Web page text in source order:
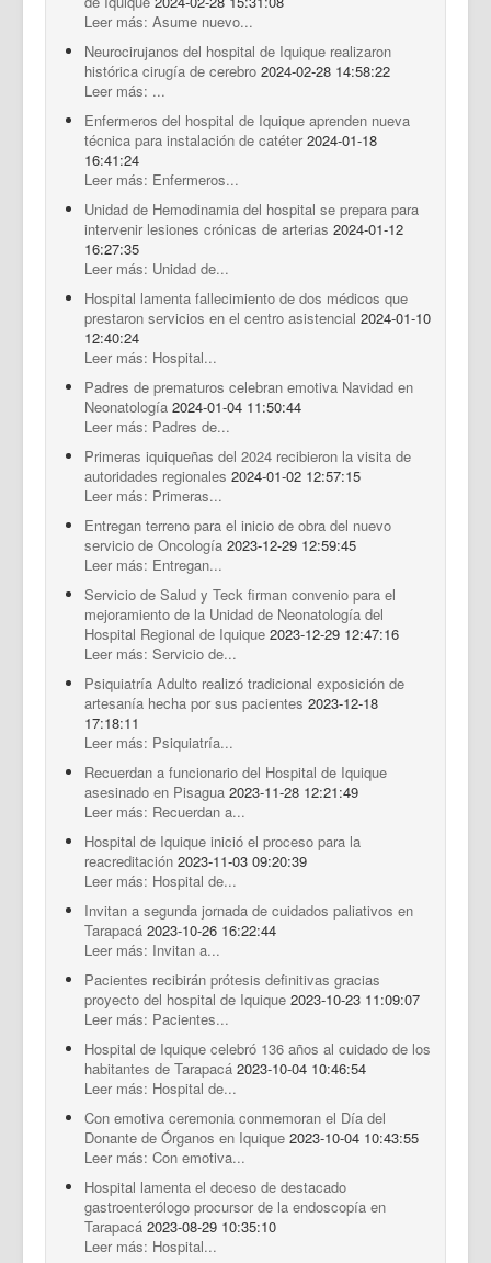
Leer más: Asume nuevo...
Neurocirujanos del hospital de Iquique realizaron
histórica cirugía de cerebro 2024-02-28 14:58:22
Leer más: ...
Enfermeros del hospital de Iquique aprenden nueva
técnica para instalación de catéter 2024-01-18
16:41:24
Leer más: Enfermeros...
Unidad de Hemodinamia del hospital se prepara para
intervenir lesiones crónicas de arterias 2024-01-12
16:27:35
Leer más: Unidad de...
Hospital lamenta fallecimiento de dos médicos que
prestaron servicios en el centro asistencial 2024-01-10
12:40:24
Leer más: Hospital...
Padres de prematuros celebran emotiva Navidad en
Neonatología 2024-01-04 11:50:44
Leer más: Padres de...
Primeras iquiqueñas del 2024 recibieron la visita de
autoridades regionales 2024-01-02 12:57:15
Leer más: Primeras...
Entregan terreno para el inicio de obra del nuevo
servicio de Oncología 2023-12-29 12:59:45
Leer más: Entregan...
Servicio de Salud y Teck firman convenio para el
mejoramiento de la Unidad de Neonatología del
Hospital Regional de Iquique 2023-12-29 12:47:16
Leer más: Servicio de...
Psiquiatría Adulto realizó tradicional exposición de
artesanía hecha por sus pacientes 2023-12-18
17:18:11
Leer más: Psiquiatría...
Recuerdan a funcionario del Hospital de Iquique
asesinado en Pisagua 2023-11-28 12:21:49
Leer más: Recuerdan a...
Hospital de Iquique inició el proceso para la
reacreditación 2023-11-03 09:20:39
Leer más: Hospital de...
Invitan a segunda jornada de cuidados paliativos en
Tarapacá 2023-10-26 16:22:44
Leer más: Invitan a...
Pacientes recibirán prótesis definitivas gracias
proyecto del hospital de Iquique 2023-10-23 11:09:07
Leer más: Pacientes...
Hospital de Iquique celebró 136 años al cuidado de los
habitantes de Tarapacá 2023-10-04 10:46:54
Leer más: Hospital de...
Con emotiva ceremonia conmemoran el Día del
Donante de Órganos en Iquique 2023-10-04 10:43:55
Leer más: Con emotiva...
Hospital lamenta el deceso de destacado
gastroenterólogo procursor de la endoscopía en
Tarapacá 2023-08-29 10:35:10
Leer más: Hospital...